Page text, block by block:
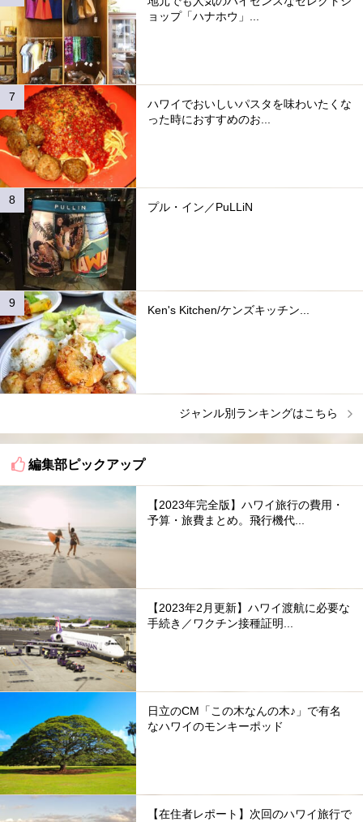
ョップ「ハナホウ」...
ハワイでおいしいパスタを味わいたくな
った時におすすめのお...
プル・イン／PuLLiN
Ken's Kitchen/ケンズキッチン...
ジャンル別ランキングはこちら
編集部ピックアップ
【2023年完全版】ハワイ旅行の費用・
予算・旅費まとめ。飛行機代...
【2023年2月更新】ハワイ渡航に必要な
手続き／ワクチン接種証明...
日立のCM「この木なんの木♪」で有名
なハワイのモンキーポッド
【在住者レポート】次回のハワイ旅行で